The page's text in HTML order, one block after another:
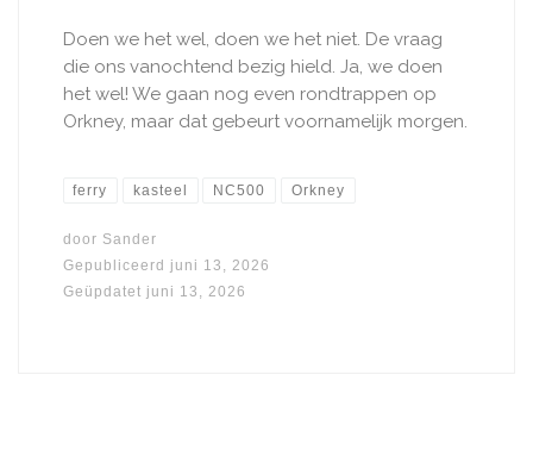
Doen we het wel, doen we het niet. De vraag
die ons vanochtend bezig hield. Ja, we doen
het wel! We gaan nog even rondtrappen op
Orkney​, maar dat gebeurt voornamelijk morgen.
ferry kasteel NC500 Orkney
door Sander
Gepubliceerd juni 13, 2026
Geüpdatet juni 13, 2026